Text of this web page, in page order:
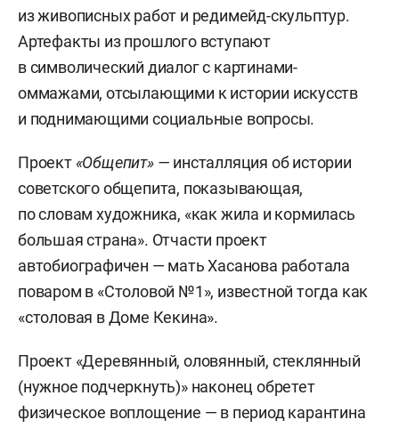
из живописных работ и редимейд-скульптур.
Артефакты из прошлого вступают
в символический диалог с картинами-
оммажами, отсылающими к истории искусств
и поднимающими социальные вопросы.
Проект «Общепит» — инсталляция об истории
советского общепита, показывающая,
по словам художника, «как жила и кормилась
большая страна». Отчасти проект
автобиографичен — мать Хасанова работала
поваром в «Столовой №1», известной тогда как
«столовая в Доме Кекина».
Проект «Деревянный, оловянный, стеклянный
(нужное подчеркнуть)» наконец обретет
физическое воплощение — в период карантина